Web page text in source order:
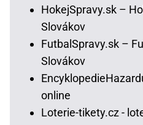
HokejSpravy.sk –
Slovákov
FutbalSpravy.sk –
Slovákov
online
Loterie-tikety.cz -